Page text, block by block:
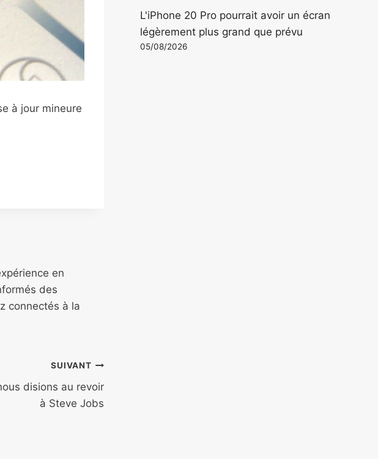
à jour mineure
en
des
connectés à la
SUIVANT
disions au revoir
à Steve Jobs
L'iPhone 20 Pro pourrait avoir un écran
légèrement plus grand que prévu
05/08/2026